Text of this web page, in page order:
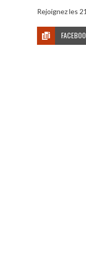
Rejoignez les